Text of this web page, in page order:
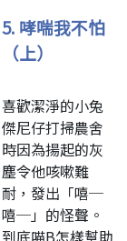
5. 哮喘我不怕
（上）
喜歡潔淨的小兔
傑尼仔打掃農舍
時因為揚起的灰
塵令他咳嗽難
耐，發出「嘻─
嘻─」的怪聲。
到底喵B怎樣幫助